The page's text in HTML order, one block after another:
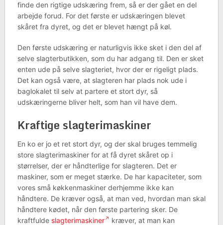
finde den rigtige udskæring frem, så er der gået en del
arbejde forud. For det første er udskæringen blevet
skåret fra dyret, og det er blevet hængt på køl.
Den første udskæring er naturligvis ikke sket i den del af
selve slagterbutikken, som du har adgang til. Den er sket
enten ude på selve slagteriet, hvor der er rigeligt plads.
Det kan også være, at slagteren har plads nok ude i
baglokalet til selv at partere et stort dyr, så
udskæringerne bliver helt, som han vil have dem.
Kraftige slagterimaskiner
En ko er jo et ret stort dyr, og der skal bruges temmelig
store slagterimaskiner for at få dyret skåret op i
størrelser, der er håndterlige for slagteren. Det er
maskiner, som er meget stærke. De har kapaciteter, som
vores små køkkenmaskiner derhjemme ikke kan
håndtere. De kræver også, at man ved, hvordan man skal
håndtere kødet, når den første partering sker. De
kraftfulde slagterimaskiner
kræver, at man kan